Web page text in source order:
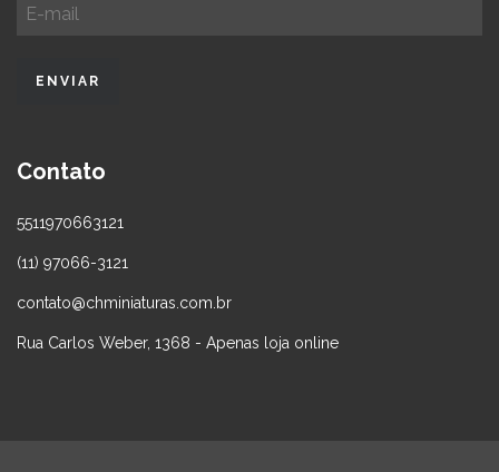
Contato
5511970663121
(11) 97066-3121
contato@chminiaturas.com.br
Rua Carlos Weber, 1368 - Apenas loja online